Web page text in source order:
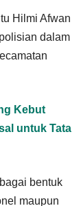
Hilmi Afwan
dalam
Kebut
untuk Tata
bentuk
maupun